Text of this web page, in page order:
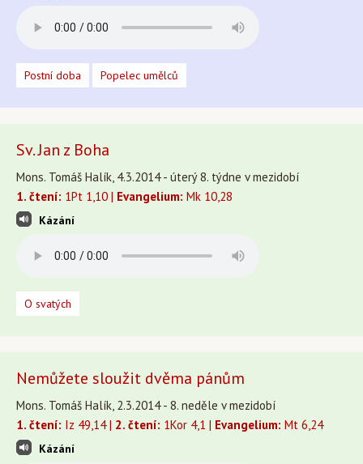
Postní doba Popelec umělců
Sv. Jan z Boha
Mons. Tomáš Halík, 4.3.2014 - úterý 8. týdne v mezidobí
1. čtení: 1Pt 1,10 | Evangelium: Mk 10,28
Kázání
O svatých
Nemůžete sloužit dvěma pánům
Mons. Tomáš Halík, 2.3.2014 - 8. neděle v mezidobí
1. čtení: Iz 49,14 | 2. čtení: 1Kor 4,1 | Evangelium: Mt 6,24
Kázání